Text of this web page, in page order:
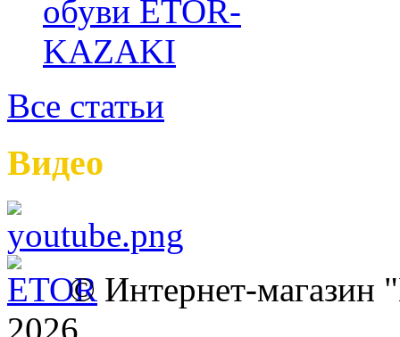
Все статьи
Видео
© Интернет-